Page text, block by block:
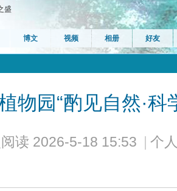
盛
博文 视频 相册 好友
物园“酌见自然·科
读 2026-5-18 15:53
个